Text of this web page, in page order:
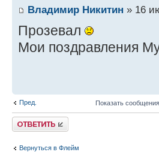
Владимир Никитин » 16
Прозевал
Мои поздравления
Пред. Показать
Ответить
Вернуться в Флейм